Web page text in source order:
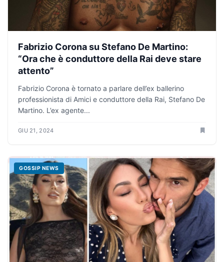
Fabrizio Corona su Stefano De Martino:
“Ora che è conduttore della Rai deve stare
attento”
Fabrizio Corona è tornato a parlare dell’ex ballerino
professionista di Amici e conduttore della Rai, Stefano De
Martino. L’ex agente...
GIU 21, 2024
GOSSIP NEWS